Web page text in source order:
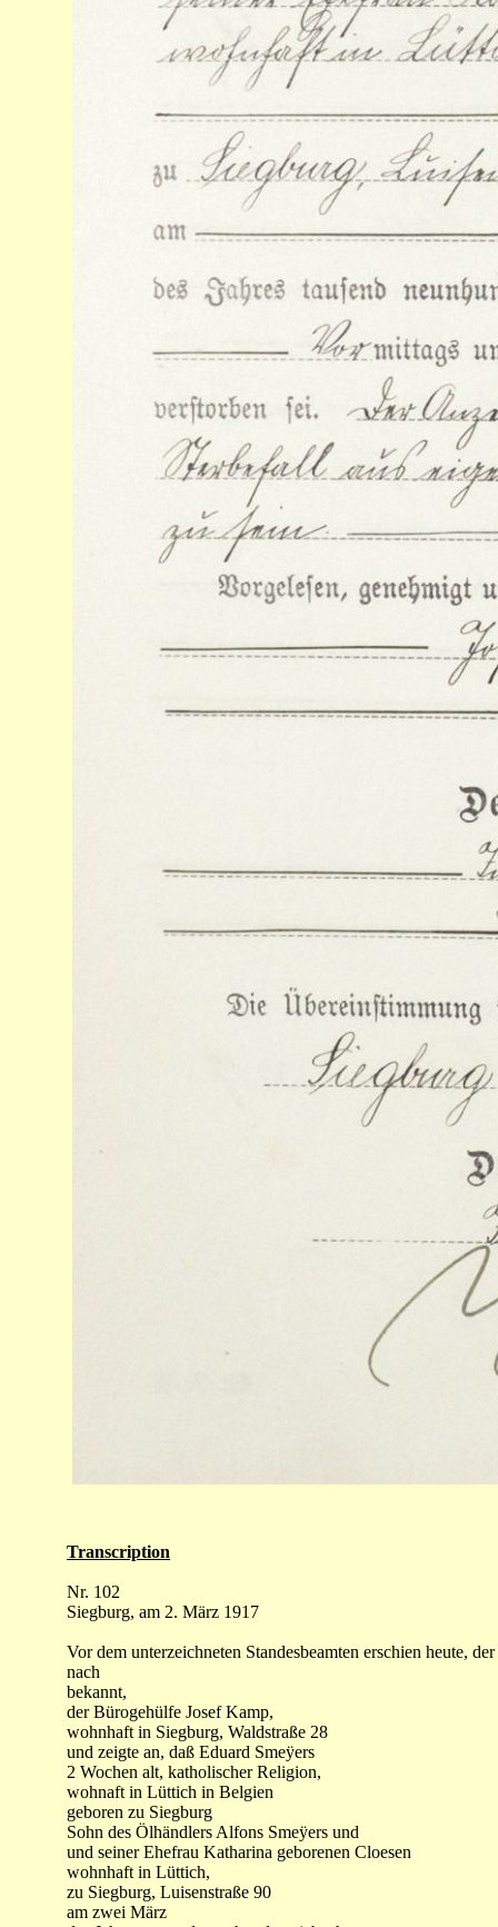
Transcription
Nr. 102
Siegburg, am 2. März 1917
Vor dem unterzeichneten Standesbeamten erschien heute,
nach
bekannt,
der Bürogehülfe Josef Kamp,
wohnhaft in Siegburg, Waldstraße 28
und zeigte an, daß Eduard Smeÿers
2 Wochen alt, katholischer Religion,
wohnaft in Lüttich in Belgien
geboren zu Siegburg
Sohn des Ölhändlers Alfons Smeÿers und
und seiner Ehefrau Katharina geborenen Cloesen
wohnhaft in Lüttich,
zu Siegburg, Luisenstraße 90
am zwei März